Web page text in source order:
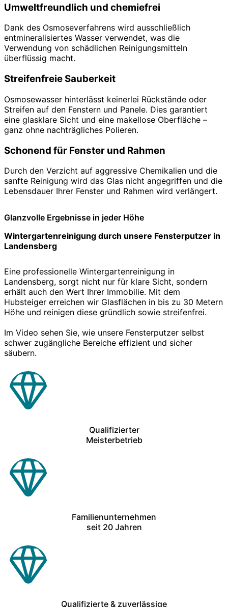
Umweltfreundlich und chemiefrei
Dank des Osmoseverfahrens wird ausschließlich
entmineralisiertes Wasser verwendet, was die
Verwendung von schädlichen Reinigungsmitteln
überflüssig macht.
Streifenfreie Sauberkeit
Osmosewasser hinterlässt keinerlei Rückstände oder
Streifen auf den Fenstern und Panele. Dies garantiert
eine glasklare Sicht und eine makellose Oberfläche –
ganz ohne nachträgliches Polieren.
Schonend für Fenster und Rahmen
Durch den Verzicht auf aggressive Chemikalien und die
sanfte Reinigung wird das Glas nicht angegriffen und die
Lebensdauer Ihrer Fenster und Rahmen wird verlängert.
Glanzvolle Ergebnisse in jeder Höhe
Wintergartenreinigung durch unsere Fensterputzer in
Landensberg
Eine professionelle Wintergartenreinigung in
Landensberg, sorgt nicht nur für klare Sicht, sondern
erhält auch den Wert Ihrer Immobilie. Mit dem
Hubsteiger erreichen wir Glasflächen in bis zu 30 Metern
Höhe und reinigen diese gründlich sowie streifenfrei.
Im Video sehen Sie, wie unsere Fensterputzer selbst
schwer zugängliche Bereiche effizient und sicher
säubern.
Qualifizierter
Meisterbetrieb
Familienunternehmen
seit 20 Jahren
Qualifizierte & zuverlässige